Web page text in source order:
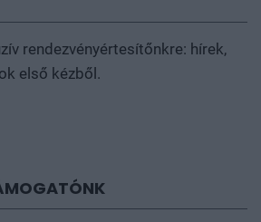
rendezvényértesítőnkre: hírek,
első kézből.